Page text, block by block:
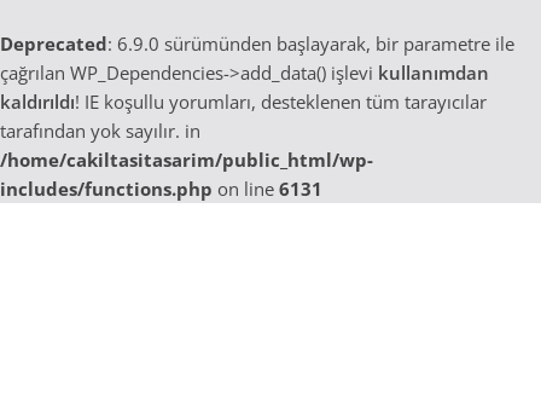
Deprecated: 6.9.0 sürümünden başlayarak, bir parametre ile
çağrılan WP_Dependencies->add_data() işlevi kullanımdan
kaldırıldı! IE koşullu yorumları, desteklenen tüm tarayıcılar
tarafından yok sayılır. in
/home/cakiltasitasarim/public_html/wp-
includes/functions.php on line 6131